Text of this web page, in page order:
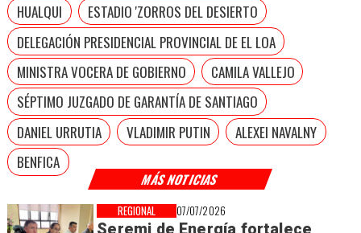
MÁS NOTICIAS
07/07/2026
Seremi de Energía fortalece
REGIONAL
HUALQUI
ESTADIO 'ZORROS DEL DESIERTO
DELEGACIÓN PRESIDENCIAL PROVINCIAL DE EL LOA
MINISTRA VOCERA DE GOBIERNO
CAMILA VALLEJO
SÉPTIMO JUZGADO DE GARANTÍA DE SANTIAGO
DANIEL URRUTIA
VLADIMIR PUTIN
ALEXEI NAVALNY
BENFICA